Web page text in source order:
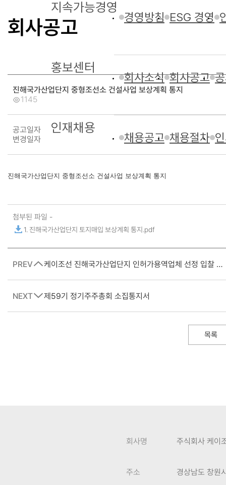
지속가능경영
경영방침 ESG 경영
홍보센터
회사소식 회사공고
인재채용
채용공고 채용절차
회사공고
진해국가산업단지 중형조선소 건설사업 보상계획 통지
1145
공고일자
변경일자
진해국가산업단지 중형조선소 건설사업 보상계획 통지
첨부된 파일 -
1. 진해국가산업단지 토지매입 보상계획 통지.pdf
PREV 케이조선 진해국가산업단지 인허가용역업체 선정 입찰 공고
NEXT 제59기 정기주주총회 소집통지서
목록
회사명 주식회사 케이
주소 경상남도 창원